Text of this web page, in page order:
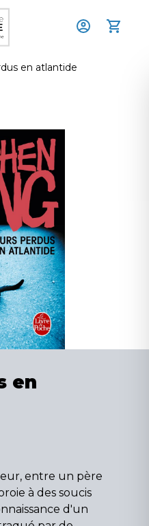
en atlantide
en
entre un père
à des soucis
d'un